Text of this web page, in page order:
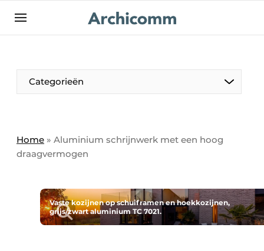
NL be-FR
Categorieën
Home » Aluminium schrijnwerk met een hoog
draagvermogen
Vaste kozijnen op schuiframen en hoekkozijnen,
grijs/zwart aluminium TC 7021.